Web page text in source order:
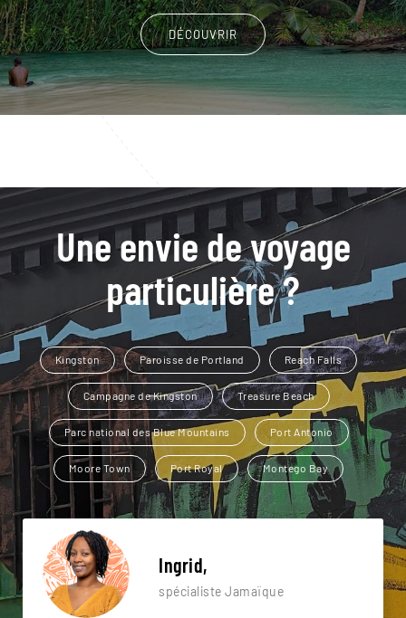
DÉCOUVRIR
Une envie de voyage
particulière ?
Kingston Paroisse de Portland Reach Falls
Campagne de Kingston Treasure Beach
Parc national des Blue Mountains Port Antonio
Moore Town Port Royal Montego Bay
Ingrid,
spécialiste Jamaïque